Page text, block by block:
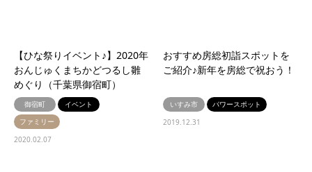
【ひな祭りイベント♪】2020年
おんじゅくまちかどつるし雛
めぐり（千葉県御宿町）
御宿町
イベント
ファミリー
2020.02.07
おすすめ房総初詣スポットを
ご紹介♪新年を房総で祝おう！
いすみ市
パワースポット
2019.12.31